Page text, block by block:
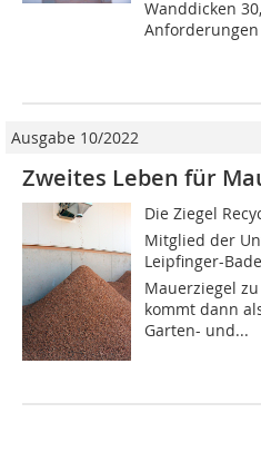
Wanddicken
Ausgabe 10/2022
Zweites Leben für
Die Ziegel
Mitglied der
Leipfinger-
Mauerziegel
kommt dann
Garten- und...